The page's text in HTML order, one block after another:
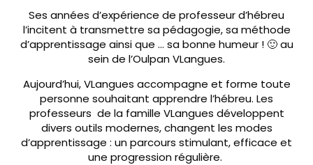
Ses années d’expérience de professeur d’hébreu
l’incitent à transmettre sa pédagogie, sa méthode
d’apprentissage ainsi que … sa bonne humeur ! 🙂 au
sein de l’Oulpan VLangues.
Aujourd’hui, VLangues accompagne et forme toute
personne souhaitant apprendre l’hébreu. Les
professeurs de la famille VLangues développent
divers outils modernes, changent les modes
d’apprentissage : un parcours stimulant, efficace et
une progression régulière.